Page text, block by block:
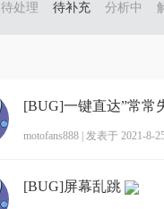
待处理 待补充 分析中
[BUG]一键直达”常常
motofans888 发表于 2021-8-
[BUG]屏幕乱跳